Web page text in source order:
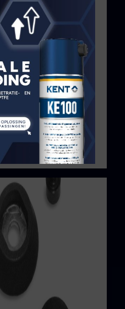
box with lid